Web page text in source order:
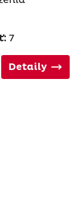
7
Detaily